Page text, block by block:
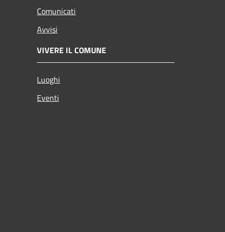
Comunicati
Avvisi
VIVERE IL COMUNE
Luoghi
Eventi